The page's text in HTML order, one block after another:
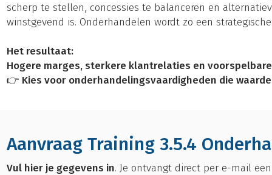
scherp te stellen, concessies te balanceren en
winstgevend is. Onderhandelen wordt zo een
Het resultaat:
Hogere marges, sterkere klantrelaties en
👉 Kies voor onderhandelingsvaardigheden die
Aanvraag Training 3.5.4
Vul hier je gegevens in. Je ontvangt direct per e-mail